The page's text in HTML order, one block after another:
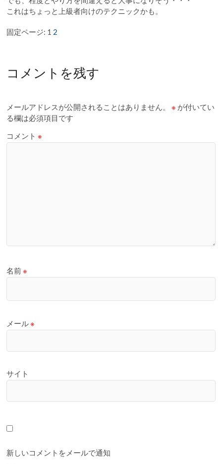
これはちょっと上級者向けのテクニックかも。
固定ページ: 1 2
コメントを残す
メールアドレスが公開されることはありません。 ※ が付いてい
る欄は必須項目です
コメント※
名前※
メール※
サイト
新しいコメントをメールで通知